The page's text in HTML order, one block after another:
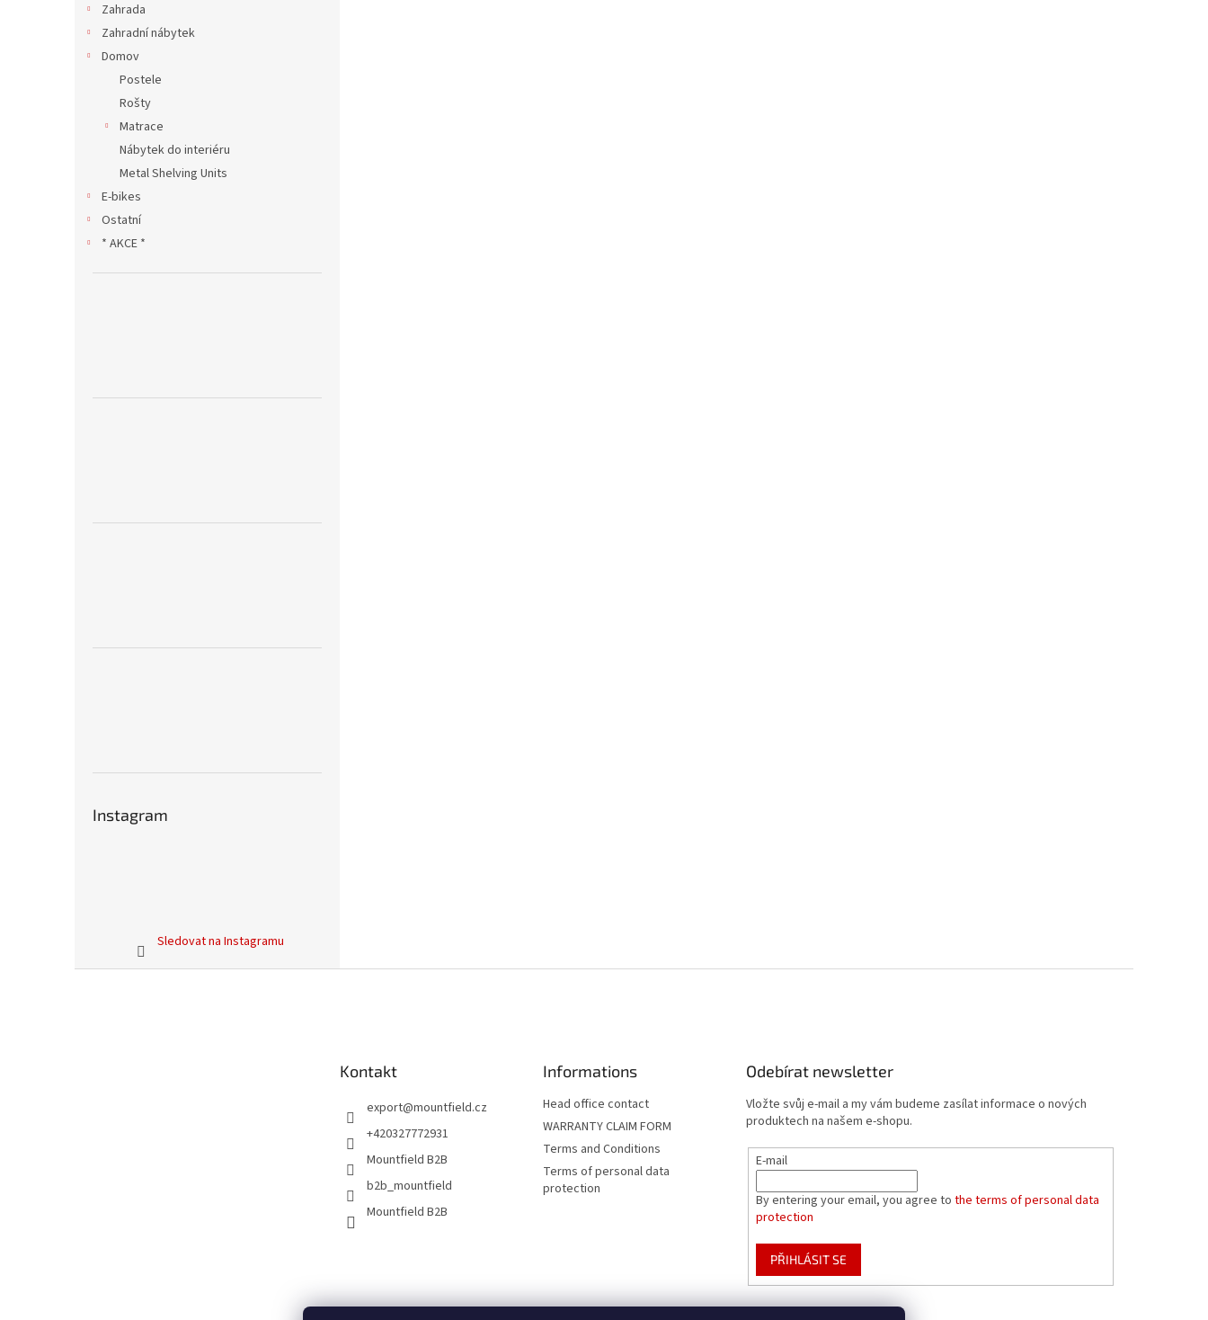
Zahrada
Zahradní nábytek
Domov
Postele
Rošty
Matrace
Nábytek do interiéru
Metal Shelving Units
E-bikes
Ostatní
* AKCE *
Instagram
Sledovat na Instagramu
Kontakt
export@mountfield.cz
+420327772931
Mountfield B2B
b2b_mountfield
Mountfield B2B
Informations
Head office contact
WARRANTY CLAIM FORM
Terms and Conditions
Terms of personal data
protection
Odebírat newsletter
Vložte svůj e-mail a my vám budeme zasílat informace o nových
produktech na našem e-shopu.
E-mail
By entering your email, you agree tothe terms of personal data
protection
PŘIHLÁSIT SE